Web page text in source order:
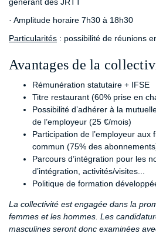
· Amplitude horaire 7h30 à 18h30
Particularités : possibilité de réunions
Avantages de la
Rémunération statutaire + IFSE
Titre restaurant (60% prise en
Possibilité d’adhérer à la
de l’employeur (25 €/mois)
Participation de l’employeur aux
commun (75% des
Parcours d’intégration pour les
d’intégration, activités/visites...
Politique de formation
La collectivité est engagée dans la
femmes et les hommes. Les
masculines seront donc examinées